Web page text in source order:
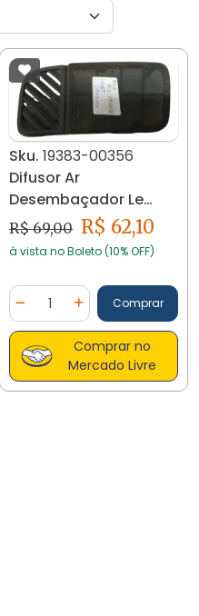
Sku. 19383-00356
Difusor Ar
Desembaçador Le
Kadett 94/98
93207914 19383
R$ 69,00 R$ 62,10
à vista no Boleto (10% OFF)
Diminuir Quantidade
Quantidade
AdicionarComprar
Comprar no
Mercado Livre